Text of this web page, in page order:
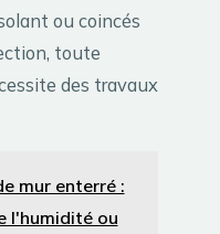
ou coincés
toute
des travaux
mur enterré :
l'humidité ou